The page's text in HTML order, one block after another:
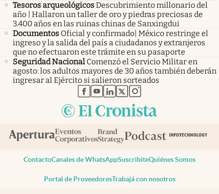
Tesoros arqueológicosDescubrimiento millonario del
año | Hallaron un taller de oro y piedras preciosas de
3.400 años en las ruinas chinas de Sanxingdui
Documentos Oficial y confirmado| México restringe el
ingreso y la salida del país a ciudadanos y extranjeros
que no efectuaron este trámite en su pasaporte
Seguridad Nacional Comenzó el Servicio Militar en
agosto: los adultos mayores de 30 años también deberán
ingresar al Ejército si salieron sorteados
abre en nueva pestaña
abre en nueva pestaña
abre en nueva pestaña
abre en nueva pestaña
abre en nueva pestaña
ContactoCanales de WhatsAppSuscribiteQuiénes Somos
Portal de ProveedoresTrabajá con nosotros